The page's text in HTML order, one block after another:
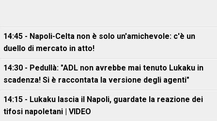
14:45 - Napoli-Celta non è solo un'amichevole: c'è un
duello di mercato in atto!
14:30 - Pedullà: "ADL non avrebbe mai tenuto Lukaku in
scadenza! Si è raccontata la versione degli agenti"
14:15 - Lukaku lascia il Napoli, guardate la reazione dei
tifosi napoletani | VIDEO